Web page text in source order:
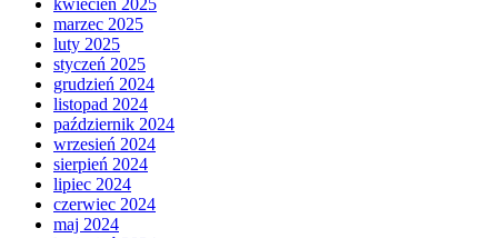
kwiecień 2025
marzec 2025
luty 2025
styczeń 2025
grudzień 2024
listopad 2024
październik 2024
wrzesień 2024
sierpień 2024
lipiec 2024
czerwiec 2024
maj 2024